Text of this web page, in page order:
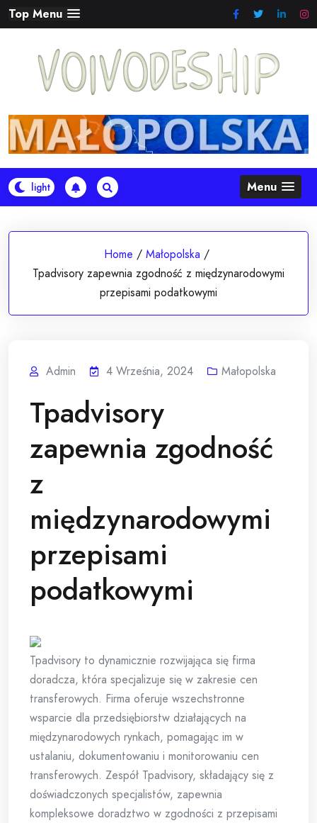
Skip
to
Top Menu
Menu
Home / Małopolska /
Tpadvisory zapewnia zgodność z międzynarodowymi
przepisami podatkowymi
Admin 4 Września, 2024 Małopolska
Tpadvisory
zapewnia zgodność
z
międzynarodowymi
przepisami
podatkowymi
Tpadvisory to dynamicznie rozwijająca się firma
doradcza, która specjalizuje się w zakresie cen
transferowych. Firma oferuje wszechstronne
wsparcie dla przedsiębiorstw działających na
międzynarodowych rynkach, pomagając im w
ustalaniu, dokumentowaniu i monitorowaniu cen
transferowych. Zespół Tpadvisory, składający się z
doświadczonych specjalistów, zapewnia
kompleksowe doradztwo w zgodności z przepisami